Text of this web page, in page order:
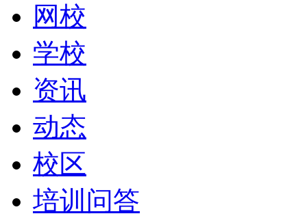
网校
学校
资讯
动态
校区
培训问答